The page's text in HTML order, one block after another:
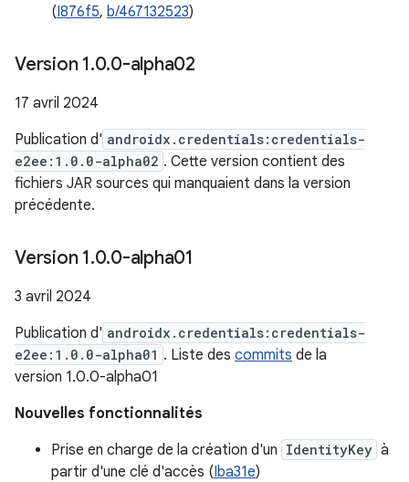
(I876f5, b/467132523)
Version 1.0.0-alpha02
17 avril 2024
Publication d' androidx.credentials:credentials-
e2ee:1.0.0-alpha02 . Cette version contient des
fichiers JAR sources qui manquaient dans la version
précédente.
Version 1.0.0-alpha01
3 avril 2024
Publication d' androidx.credentials:credentials-
e2ee:1.0.0-alpha01 . Liste des commits de la
version 1.0.0-alpha01
Nouvelles fonctionnalités
Prise en charge de la création d'un IdentityKey à
partir d'une clé d'accès (Iba31e)